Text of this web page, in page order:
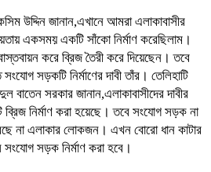
উদ্দিন জানান,এখানে আমরা এলাকাবাসীর
একসময় একটি সাঁকো নির্মাণ করেছিলাম।
করে ব্রিজ তৈরী করে দিয়েছেন। তবে
সড়কটি নির্মাণের দাবী তাঁর। তেলিহাটি
বাতেন সরকার জানান,এলাকাবাসীদের দাবীর
ব্রিজ নির্মাণ করা হয়েছে। তবে সংযোগ সড়ক না
না এলাকার লোকজন। এখন বোরো ধান কাটার
সড়ক নির্মাণ করা হবে।